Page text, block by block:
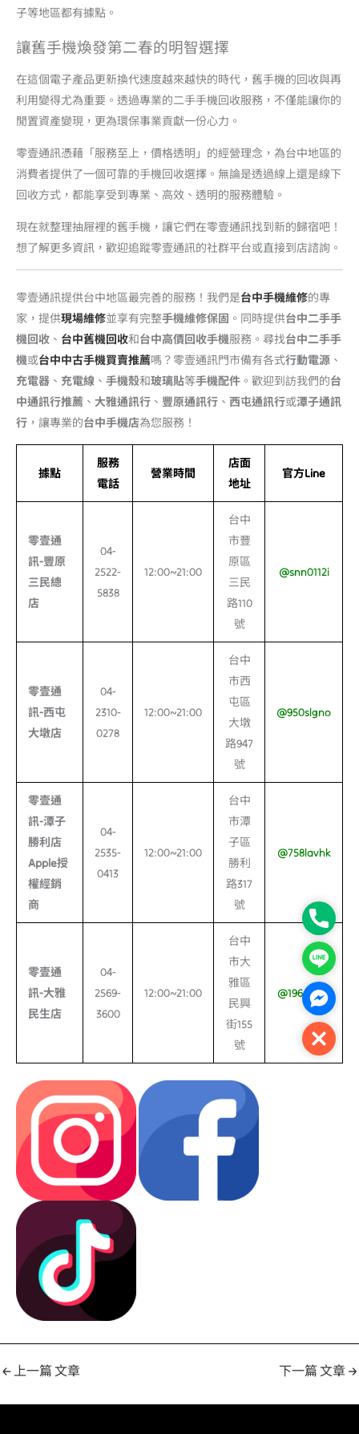
子等地區都有據點。
讓舊手機煥發第二春的明智選擇
在這個電子產品更新換代速度越來越快的時代，舊手機的回收與再
利用變得尤為重要。透過專業的二手手機回收服務，不僅能讓你的
閒置資產變現，更為環保事業貢獻一份心力。
零壹通訊憑藉「服務至上，價格透明」的經營理念，為台中地區的
消費者提供了一個可靠的手機回收選擇。無論是透過線上還是線下
回收方式，都能享受到專業、高效、透明的服務體驗。
現在就整理抽屜裡的舊手機，讓它們在零壹通訊找到新的歸宿吧！
想了解更多資訊，歡迎追蹤零壹通訊的社群平台或直接到店諮詢。
零壹通訊提供台中地區最完善的服務！我們是台中手機維修的專
家，提供現場維修並享有完整手機維修保固 。同時提供台中二手手
機回收 、 台中舊機回收和台中高價回收手機服務。尋找台中二手手
機或台中中古手機買賣推薦嗎？零壹通訊門市備有各式行動電源 、
充電器 、 充電線 、 手機殼和玻璃貼等手機配件 。歡迎到訪我們的台
中通訊行推薦 、 大雅通訊行 、 豐原通訊行 、 西屯通訊行或潭子通訊
行 ，讓專業的台中手機店為您服務！
據點
服務
電話
營業時間
店面
地址
官方Line
零壹通
訊-豐原
三民總
店
04-
2522-
5838
12:00~21:00
台中
市豐
原區
三民
路110
號
@snn0112i
零壹通
訊-西屯
大墩店
04-
2310-
0278
12:00~21:00
台中
市西
屯區
大墩
路947
號
@950slgno
零壹通
訊-潭子
勝利店
Apple授
權經銷
商
04-
2535-
0413
12:00~21:00
台中
市潭
子區
勝利
路317
號
@758lavhk
零壹通
訊-大雅
民生店
04-
2569-
3600
12:00~21:00
台中
市大
雅區
民興
街155
號
@196qbukj
←上一篇 文章 下一篇 文章 →
Phone
Line
Close